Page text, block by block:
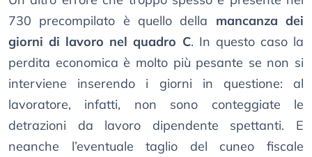
730 precompilato è quello della mancanza dei
giorni di lavoro nel quadro C. In questo caso la
perdita economica è molto più pesante se non si
interviene inserendo i giorni in questione: al
lavoratore, infatti, non sono conteggiate le
detrazioni da lavoro dipendente spettanti. E
neanche l’eventuale taglio del cuneo fiscale